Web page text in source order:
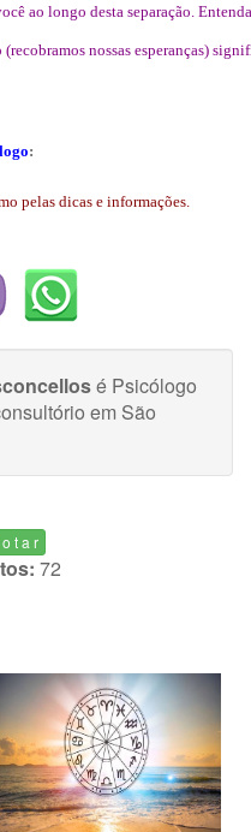
ao longo desta separação.
nossas esperanças)
:
pelas dicas e informações.
é Psicólogo
em São
72